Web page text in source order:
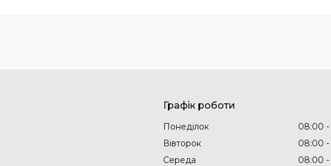
Графік роботи
Понеділок 08:00
Вівторок
08:00
Середа
08:00